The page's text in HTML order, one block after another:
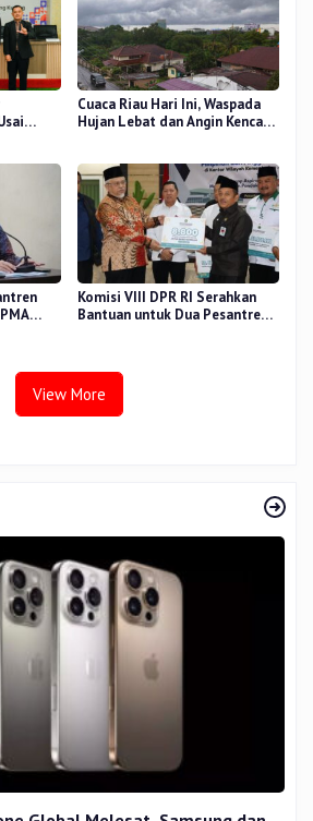
Cuaca Riau Hari Ini, Waspada
Hujan Lebat dan Angin Kencang
Komisi VIII DPR RI Serahkan
Bantuan untuk Dua Pesantren
View More